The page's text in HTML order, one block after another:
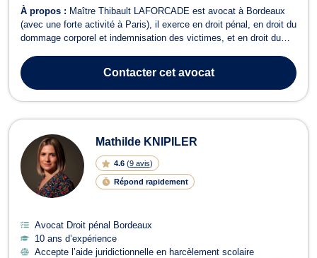
À propos : Maître Thibault LAFORCADE est avocat à Bordeaux
(avec une forte activité à Paris), il exerce en droit pénal, en droit du
dommage corporel et indemnisation des victimes, et en droit du
principalement en droit pénal général, et ce, aussi bien en faveur
des victimes que...
Contactercet avocat
Mathilde KNIPILER
4.6 (9 avis)
Répond rapidement
Avocat Droit pénal Bordeaux
10 ans d’expérience
Accepte l’aide juridictionnelle en harcèlement scolaire